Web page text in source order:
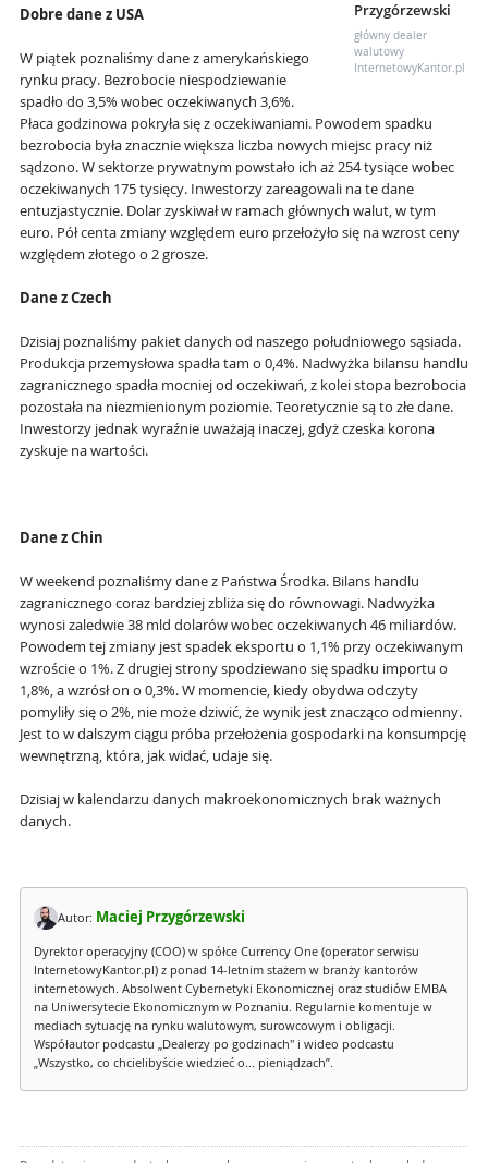
Przygórzewski
główny dealer
walutowy
InternetowyKantor.pl
Dobre dane z USA
W piątek poznaliśmy dane z amerykańskiego
rynku pracy. Bezrobocie niespodziewanie
spadło do 3,5% wobec oczekiwanych 3,6%.
Płaca godzinowa pokryła się z oczekiwaniami. Powodem spadku
bezrobocia była znacznie większa liczba nowych miejsc pracy niż
sądzono. W sektorze prywatnym powstało ich aż 254 tysiące wobec
oczekiwanych 175 tysięcy. Inwestorzy zareagowali na te dane
entuzjastycznie. Dolar zyskiwał w ramach głównych walut, w tym
euro. Pół centa zmiany względem euro przełożyło się na wzrost ceny
względem złotego o 2 grosze.
Dane z Czech
Dzisiaj poznaliśmy pakiet danych od naszego południowego sąsiada.
Produkcja przemysłowa spadła tam o 0,4%. Nadwyżka bilansu handlu
zagranicznego spadła mocniej od oczekiwań, z kolei stopa bezrobocia
pozostała na niezmienionym poziomie. Teoretycznie są to złe dane.
Inwestorzy jednak wyraźnie uważają inaczej, gdyż czeska korona
zyskuje na wartości.
Dane z Chin
W weekend poznaliśmy dane z Państwa Środka. Bilans handlu
zagranicznego coraz bardziej zbliża się do równowagi. Nadwyżka
wynosi zaledwie 38 mld dolarów wobec oczekiwanych 46 miliardów.
Powodem tej zmiany jest spadek eksportu o 1,1% przy oczekiwanym
wzroście o 1%. Z drugiej strony spodziewano się spadku importu o
1,8%, a wzrósł on o 0,3%. W momencie, kiedy obydwa odczyty
pomyliły się o 2%, nie może dziwić, że wynik jest znacząco odmienny.
Jest to w dalszym ciągu próba przełożenia gospodarki na konsumpcję
wewnętrzną, która, jak widać, udaje się.
Dzisiaj w kalendarzu danych makroekonomicznych brak ważnych
danych.
Autor: Maciej Przygórzewski
Dyrektor operacyjny (COO) w spółce Currency One (operator serwisu
InternetowyKantor.pl) z ponad 14-letnim stażem w branży kantorów
internetowych. Absolwent Cybernetyki Ekonomicznej oraz studiów EMBA
na Uniwersytecie Ekonomicznym w Poznaniu. Regularnie komentuje w
mediach sytuację na rynku walutowym, surowcowym i obligacji.
Współautor podcastu „Dealerzy po godzinach" i wideo podcastu
„Wszystko, co chcielibyście wiedzieć o... pieniądzach”.